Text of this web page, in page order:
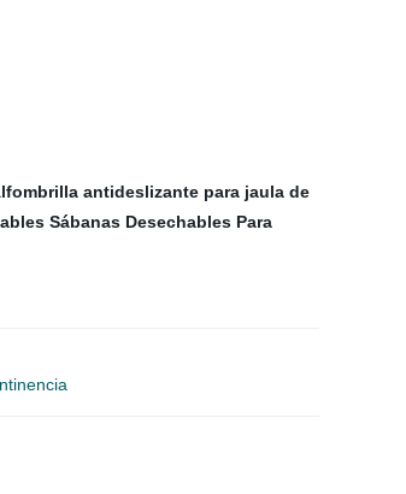
antideslizante para jaula de
Sábanas Desechables Para